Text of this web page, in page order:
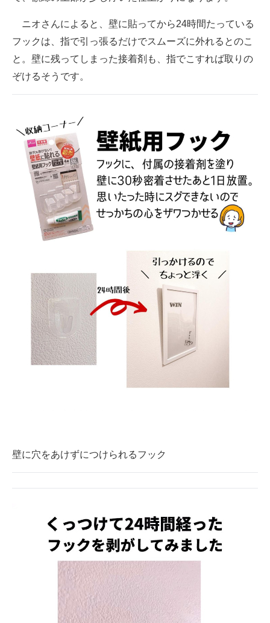
ニオさんによると、壁に貼ってから24時間たっている
フックは、指で引っ張るだけでスムーズに外れるとのこ
と。壁に残ってしまった接着剤も、指でこすれば取りの
ぞけるそうです。
壁に穴をあけずにつけられるフック